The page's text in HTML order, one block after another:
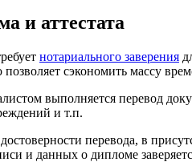
и аттестата
нотариального заверения
сэкономить массу
выполняется перевод
и т.п.
перевода, в
и данных о дипломе